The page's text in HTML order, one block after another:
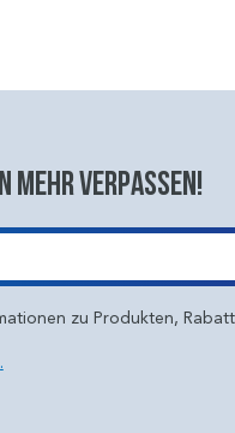
mehr verpassen!
zu Produkten,